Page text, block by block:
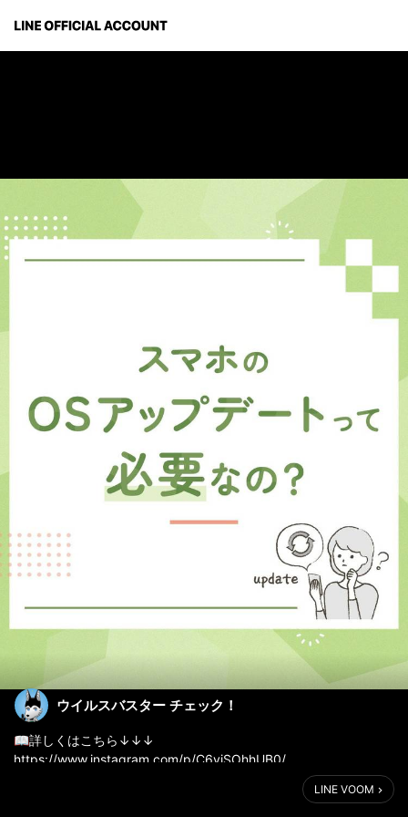
ウイルスバスター チェック！
📖詳しくはこちら↓↓↓
https://www.instagram.com/p/C6viSOhhUB0/
「なぜスマホのOSアップデートが必要なの？」と思ったことはあ
LINE VOOM